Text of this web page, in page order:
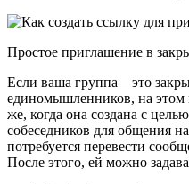
Простое приглашение в
Если ваша группа – это
единомышленников, на этом
же, когда она создана с
собеседников для общения
потребуется перевести
После этого, ей можно